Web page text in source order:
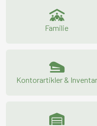
Familie
Kontorartikler & Inventar